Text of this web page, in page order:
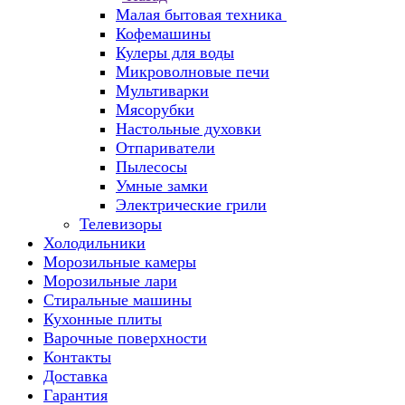
Малая бытовая техника
Кофемашины
Кулеры для воды
Микроволновые печи
Мультиварки
Мясорубки
Настольные духовки
Отпариватели
Пылесосы
Умные замки
Электрические грили
Телевизоры
Холодильники
Морозильные камеры
Морозильные лари
Стиральные машины
Кухонные плиты
Варочные поверхности
Контакты
Доставка
Гарантия